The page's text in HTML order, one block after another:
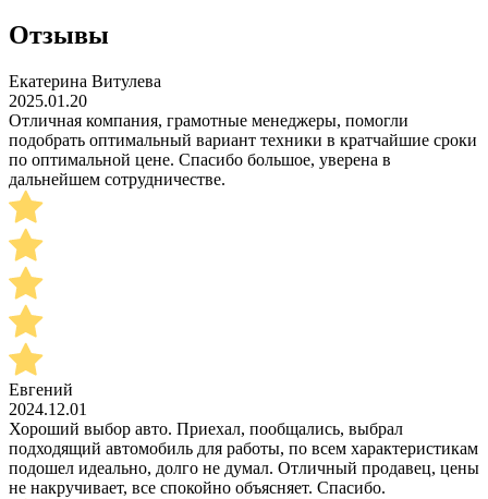
Отзывы
Екатерина Витулева
2025.01.20
Отличная компания, грамотные менеджеры, помогли
подобрать оптимальный вариант техники в кратчайшие сроки
по оптимальной цене. Спасибо большое, уверена в
дальнейшем сотрудничестве.
Евгений
2024.12.01
Хороший выбор авто. Приехал, пообщались, выбрал
подходящий автомобиль для работы, по всем характеристикам
подошел идеально, долго не думал. Отличный продавец, цены
не накручивает, все спокойно объясняет. Спасибо.